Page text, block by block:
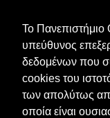
Τρόφιμα
Το Πανεπιστήμιο
υπεύθυνος
δεδομένων που
cookies του
των απολύτως
οποία είναι